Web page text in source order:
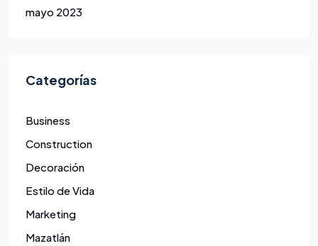
mayo 2023
Categorías
Business
Construction
Decoración
Estilo de Vida
Marketing
Mazatlán